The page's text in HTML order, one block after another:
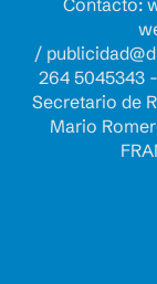
Contacto:
/
264 5045343
Secretario de
Mario